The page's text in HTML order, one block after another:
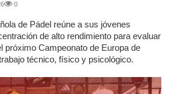
0
de Pádel reúne a sus jóvenes
de alto rendimiento para evaluar
próximo Campeonato de Europa de
técnico, físico y psicológico.